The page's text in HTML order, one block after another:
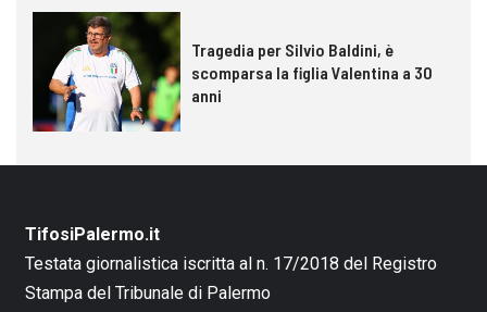
Tragedia per Silvio Baldini, è
scomparsa la figlia Valentina a 30
anni
TifosiPalermo.it
Testata giornalistica iscritta al n. 17/2018 del Registro
Stampa del Tribunale di Palermo